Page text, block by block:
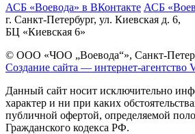
АСБ «Воевода» в ВКонтакте АСБ
г. Санкт-Петербург, ул. Киевская д. 6,
БЦ «Киевская 6»
© ООО «ЧОО „Воевода“», Санкт-
Создание сайта — интернет-агентство
Данный сайт носит исключительно
характер и ни при каких
публичной офертой, определяемой
Гражданского кодекса РФ.